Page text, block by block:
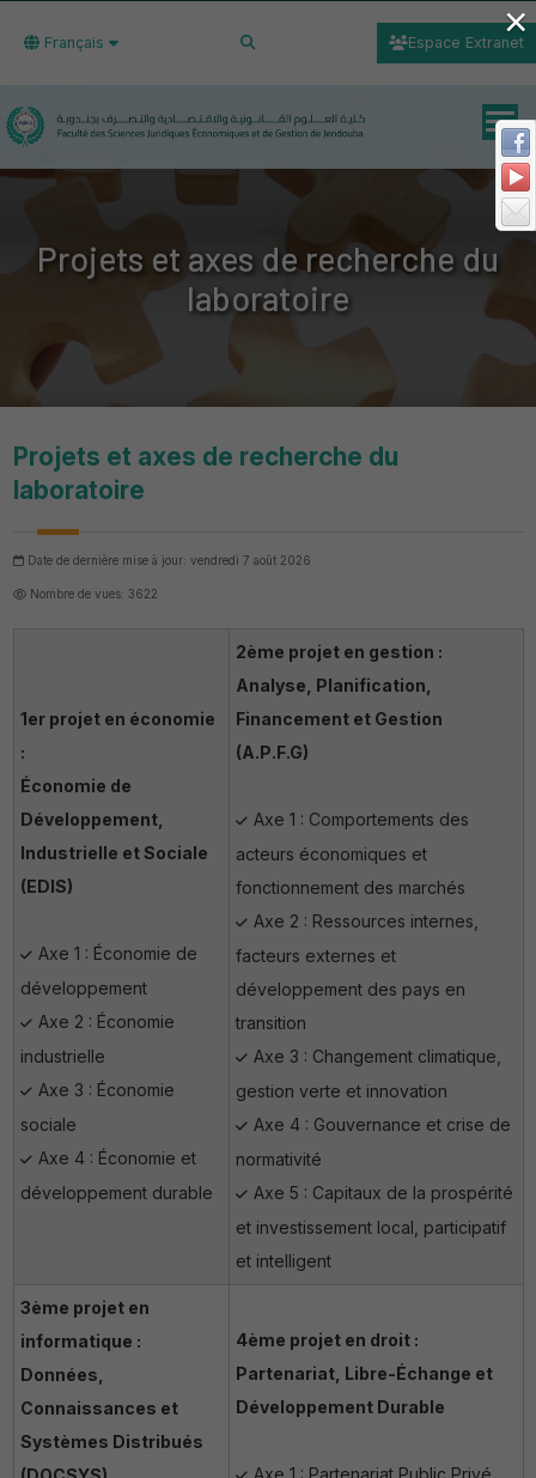
Français Espace Extranet
Projets et axes de recherche du
laboratoire
Projets et axes de recherche du
laboratoire
Date de dernière mise à jour: vendredi 7 août 2026
Nombre de vues: 3622
1er projet en économie
:
Économie de
Développement,
Industrielle et Sociale
(EDIS)
Axe 1 : Économie de
développement
Axe 2 : Économie
industrielle
Axe 3 : Économie
sociale
Axe 4 : Économie et
développement durable
2ème projet en gestion :
Analyse, Planification,
Financement et Gestion
(A.P.F.G)
Axe 1 : Comportements des
acteurs économiques et
fonctionnement des marchés
Axe 2 : Ressources internes,
facteurs externes et
développement des pays en
transition
Axe 3 : Changement climatique,
gestion verte et innovation
Axe 4 : Gouvernance et crise de
normativité
Axe 5 : Capitaux de la prospérité
et investissement local, participatif
et intelligent
3ème projet en
informatique :
Données,
Connaissances et
Systèmes Distribués
4ème projet en droit :
Partenariat, Libre-Échange et
Développement Durable
×